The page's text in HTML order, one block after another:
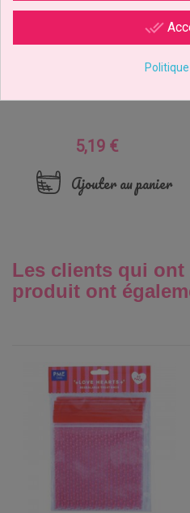
Dowels À Coupe Facile
Prix
5,19 €
Ajouter au panier
Les clients qui ont
produit ont
done_all